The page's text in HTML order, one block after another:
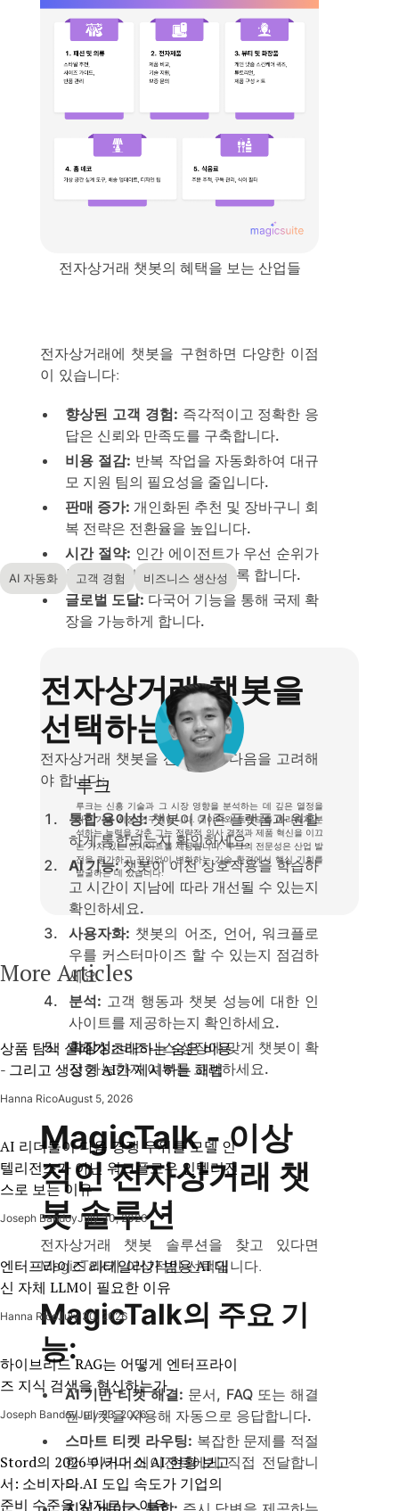
전자상거래 챗봇의 혜택을 보는 산업들
전자상거래에 챗봇을 구현하면 다양한 이점
이 있습니다:
향상된 고객 경험: 즉각적이고 정확한 응
답은 신뢰와 만족도를 구축합니다.
비용 절감: 반복 작업을 자동화하여 대규
모 지원 팀의 필요성을 줄입니다.
판매 증가: 개인화된 추천 및 장바구니 회
복 전략은 전환율을 높입니다.
시간 절약: 인간 에이전트가 우선 순위가
높은 문제에 집중할 수 있도록 합니다.
글로벌 도달:다국어 기능을 통해 국제 확
장을 가능하게 합니다.
전자상거래 챗봇을
선택하는 방법
전자상거래 챗봇을 선택할 때 다음을 고려해
야 합니다:
통합 용이성:챗봇이 기존 플랫폼과 원활
하게 통합되는지 확인하세요.
AI 기능:챗봇이 이전 상호작용을 학습하
고 시간이 지남에 따라 개선될 수 있는지
확인하세요.
사용자화: 챗봇의 어조, 언어, 워크플로
우를 커스터마이즈 할 수 있는지 점검하
세요.
분석: 고객 행동과 챗봇 성능에 대한 인
사이트를 제공하는지 확인하세요.
확장성:비즈니스 성장에 맞게 챗봇이 확
장 가능한지 여부를 고려하세요.
MagicTalk - 이상
적인 전자상거래 챗
봇 솔루션
전자상거래 챗봇 솔루션을 찾고 있다면
MagicTalk가 이상적인 선택입니다.
MagicTalk의 주요 기
능:
AI 기반 티켓 해결: 문서, FAQ 또는 해결
된 티켓을 사용해 자동으로 응답합니다.
스마트 티켓 라우팅: 복잡한 문제를 적절
한 부서나 에이전트에게 직접 전달합니
다.
AI 자동화 고객 경험 비즈니스 생산성
루크
루크는 신흥 기술과 그 시장 영향을 분석하는 데 깊은 열정을
가진 기술 시장 연구원입니다. 데이터와 트렌드를 예리하게 분
석하는 능력을 갖춘 그는 전략적 의사 결정과 제품 혁신을 이끄
는 가치 있는 인사이트를 제공합니다. 루크의 전문성은 산업 발
전을 평가하고 끊임없이 변화하는 기술 환경에서 핵심 기회를
발굴하는 데 있습니다.
More Articles
상품 탐색 실패가 초래하는 숨은 비용
- 그리고 생성형 AI가 제시하는 해법
Hanna RicoAugust 5, 2026
AI 리더들이 다음 경쟁 우위를 모델 인
텔리전스가 아닌 워크플로우 인텔리전
스로 보는 이유
Joseph BandoyJuly 30, 2026
엔터프라이즈 리테일러가 범용 AI 대
신 자체 LLM이 필요한 이유
Hanna RicoJuly 30, 2026
하이브리드 RAG는 어떻게 엔터프라이
즈 지식 검색을 혁신하는가
Joseph BandoyJuly 23, 2026
Stord의 2026 이커머스 AI 현황 보고
서: 소비자의 AI 도입 속도가 기업의
준비 수준을 앞지르는 이유